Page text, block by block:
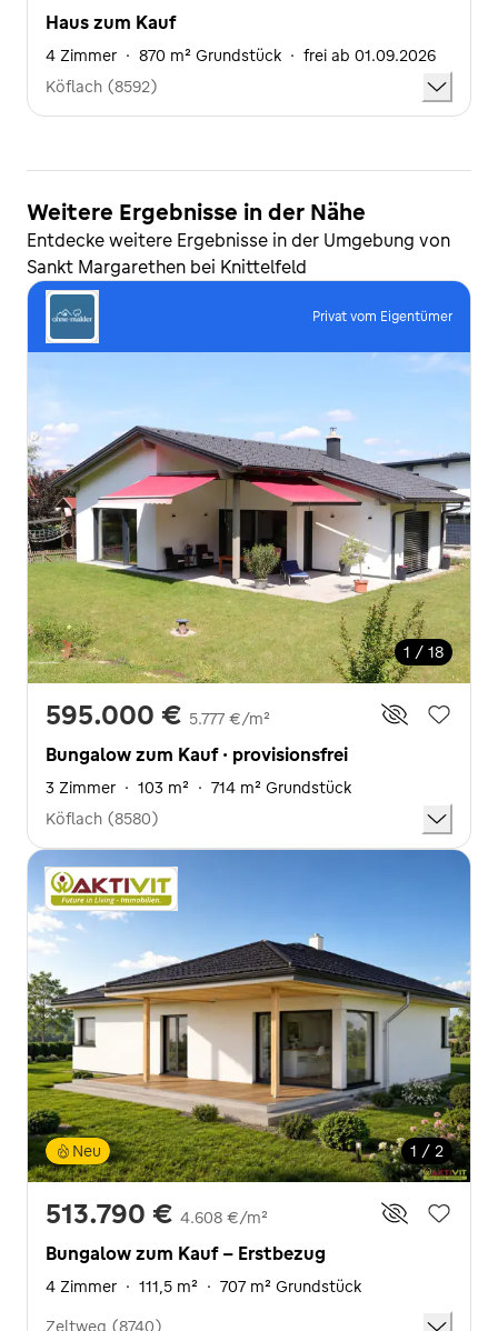
Haus zum Kauf
4 Zimmer · 870 m² Grundstück · frei ab 01.09.2026
Köflach (8592)
Weitere Ergebnisse in der Nähe
Entdecke weitere Ergebnisse in der Umgebung von
Sankt Margarethen bei Knittelfeld
Privat vom Eigentümer
1 / 18
595.000 € 5.777 €/m²
Bungalow zum Kauf · provisionsfrei
3 Zimmer · 103 m² · 714 m² Grundstück
Köflach (8580)
1 / 2
Neu
513.790 € 4.608 €/m²
Bungalow zum Kauf - Erstbezug
4 Zimmer · 111,5 m² · 707 m² Grundstück
Zeltweg (8740)